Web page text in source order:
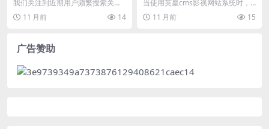
我们关注到近期用户频繁搜索关于
“WordPress网站seo优化配置与开
源代码分...
11 月前 14
当使用英皇cms影视网站系统时，
配置数据库连接池失败是一个常见
的技术问题。这个问...
11 月前 15
广告赞助